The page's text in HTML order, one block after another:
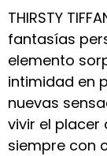
THIRSTY
fantasías
elemento
intimidad en
nuevas
vivir el placer
siempre con